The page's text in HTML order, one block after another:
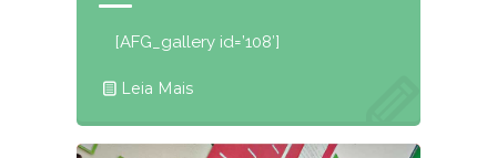
[AFG_gallery id=’108′]
Leia Mais